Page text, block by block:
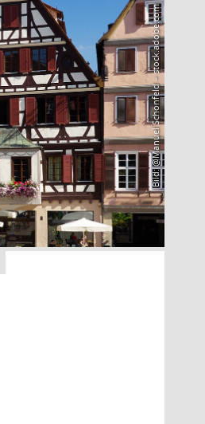
Bild: @Manuel Schönfeld – stock.adobe.com